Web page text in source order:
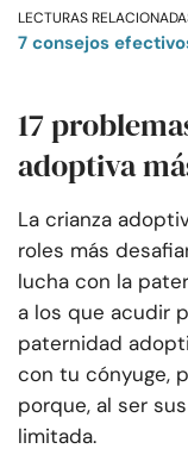
LECTURAS
7 consejos
17
adoptiva
La crianza
roles más
lucha con la
a los que acudir
paternidad
con tu cónyuge,
porque, al ser
limitada.